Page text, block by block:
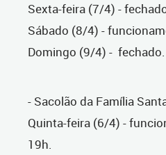
Sexta-feira (7/4) -
Sábado (8/4) -
Domingo (9/4) - fechado.
- Sacolão da Família
Quinta-feira (6/4) -
19h.